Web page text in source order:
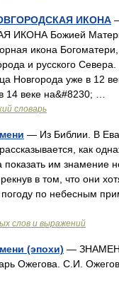
ИКОНА
ИКОНА Божией
икона
и русского Севера.
Новгорода уже в 12
14 веке на&#8230; …
словарь
— Из Библии. В
как
показать им знамение
в том, что они
погоду по небесным
слов и выражений
(эпохи) —
Ожегова. С.И.